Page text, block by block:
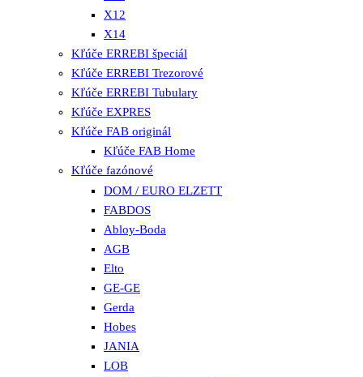
X12
X14
Kľúče ERREBI špeciál
Kľúče ERREBI Trezorové
Kľúče ERREBI Tubulary
Kľúče EXPRES
Kľúče FAB originál
Kľúče FAB Home
Kľúče fazónové
DOM / EURO ELZETT
FABDOS
Abloy-Boda
AGB
Elto
GE-GE
Gerda
Hobes
JANIA
LOB